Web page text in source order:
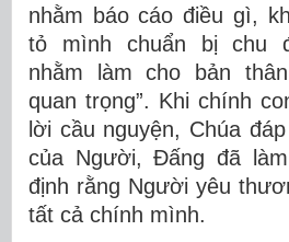
nhằm báo cáo điều gì,
tỏ mình chuẩn bị chu
nhằm làm cho bản
quan trọng”. Khi chính
lời cầu nguyện, Chúa
của Người, Đấng đã
định rằng Người yêu
tất cả chính mình.